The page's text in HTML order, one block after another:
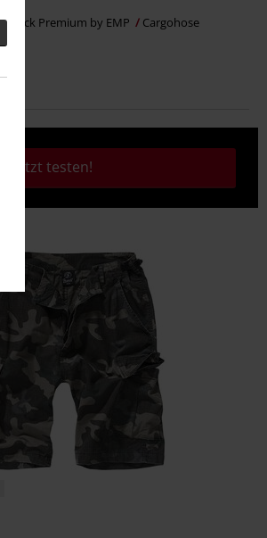
Black Premium by EMP Cargohose
Jetzt testen!